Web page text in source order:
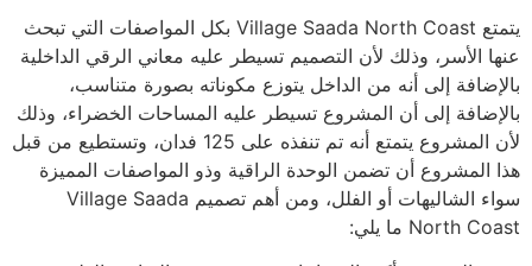
يتمتع Village Saada North Coast بكل المواصفات التي تبحث
عنها الأسر، وذلك لأن التصميم تسيطر عليه معاني الرقي الداخلية
بالإضافة إلى أنه من الداخل يتوزع مكوناته بصورة متناسب،
بالإضافة إلى أن المشروع تسيطر عليه المساحات الخضراء، وذلك
لأن المشروع يتمتع أنه تم تنفذه على 125 فدان، وتستطيع من قبل
هذا المشروع أن تضمن الوحدة الراقية وذو المواصفات المميزة
سواء الشاليهات أو الفلل، ومن أهم تصميم Village Saada
North Coast ما يلي: